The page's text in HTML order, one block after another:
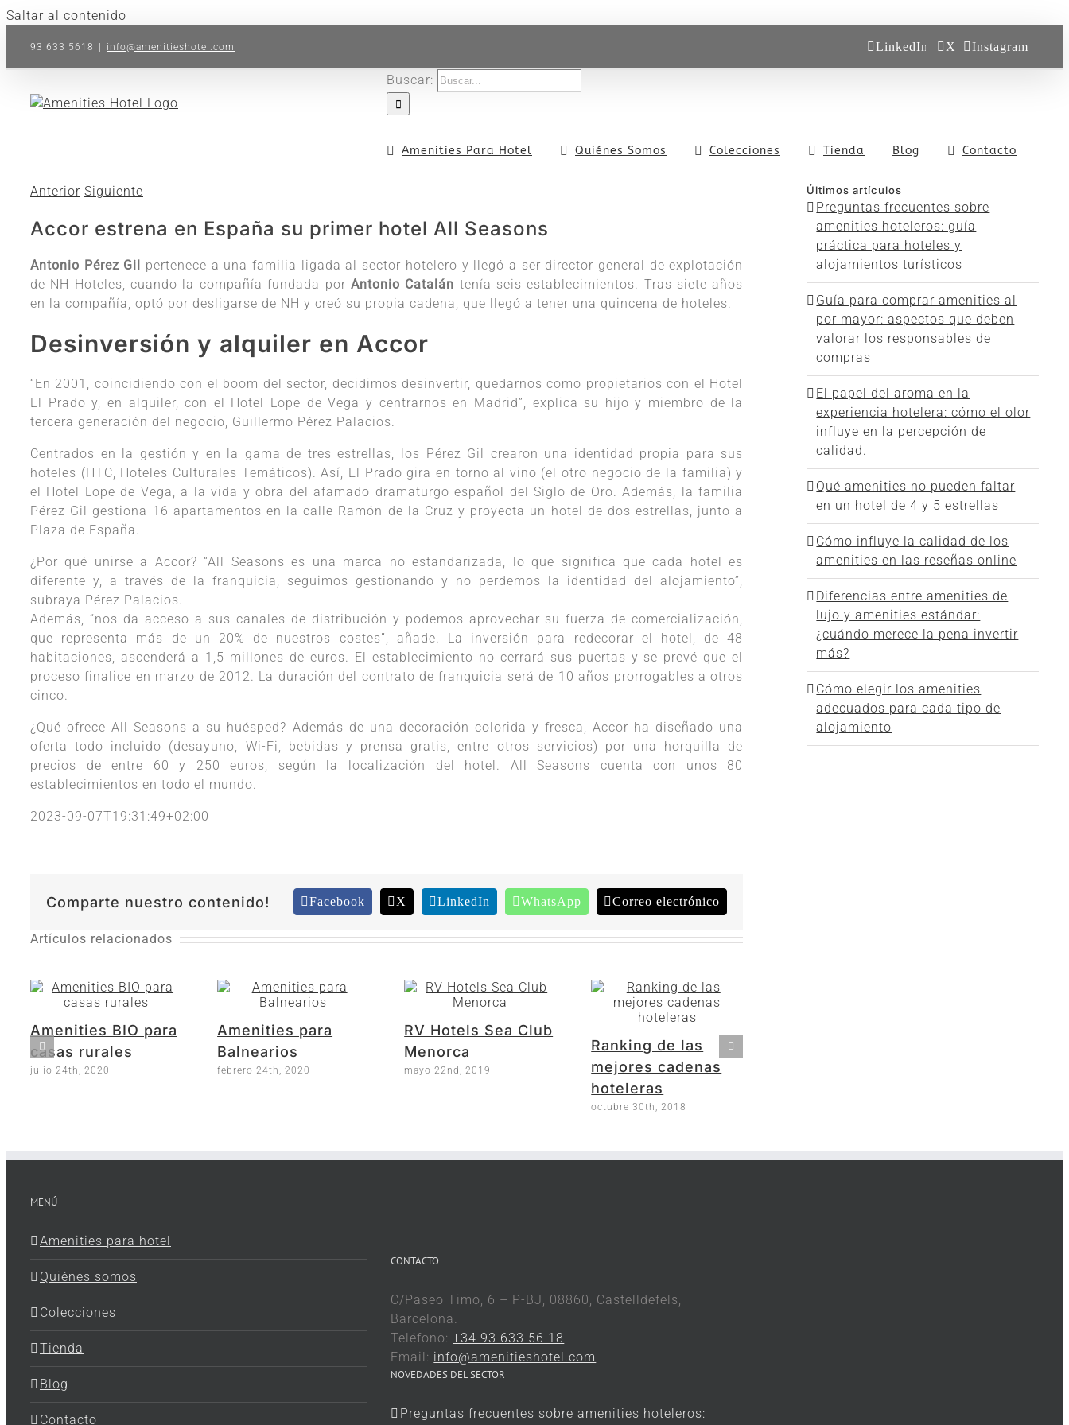
Saltar al contenido
93 633 5618 info@amenitieshotel.com LinkedIn X Instagram
Buscar:
Amenities Para Hotel Quiénes Somos Colecciones Tienda Blog Contacto
Anterior Siguiente
Accor estrena en España su primer hotel All Seasons
Antonio Pérez Gil
pertenece a una familia ligada al sector hotelero y llegó a ser director general de explotación
de NH Hoteles, cuando la compañía fundada por Antonio Catalán tenía seis establecimientos. Tras siete años
en la compañía, optó por desligarse de NH y creó su propia cadena, que llegó a tener una quincena de hoteles.
Desinversión y alquiler en Accor
“En 2001, coincidiendo con el boom del sector, decidimos desinvertir, quedarnos como propietarios con el Hotel
El Prado y, en alquiler, con el Hotel Lope de Vega y centrarnos en Madrid”, explica su hijo y miembro de la
tercera generación del negocio, Guillermo Pérez Palacios.
Centrados en la gestión y en la gama de tres estrellas, los Pérez Gil crearon una identidad propia para sus
hoteles (HTC, Hoteles Culturales Temáticos). Así, El Prado gira en torno al vino (el otro negocio de la familia) y
el Hotel Lope de Vega, a la vida y obra del afamado dramaturgo español del Siglo de Oro. Además, la familia
Pérez Gil gestiona 16 apartamentos en la calle Ramón de la Cruz y proyecta un hotel de dos estrellas, junto a
Plaza de España.
¿Por qué unirse a Accor? “All Seasons es una marca no estandarizada, lo que significa que cada hotel es
diferente y, a través de la franquicia, seguimos gestionando y no perdemos la identidad del alojamiento”,
subraya Pérez Palacios.
Además, “nos da acceso a sus canales de distribución y podemos aprovechar su fuerza de comercialización,
que representa más de un 20% de nuestros costes”, añade. La inversión para redecorar el hotel, de 48
habitaciones, ascenderá a 1,5 millones de euros. El establecimiento no cerrará sus puertas y se prevé que el
proceso finalice en marzo de 2012. La duración del contrato de franquicia será de 10 años prorrogables a otros
cinco.
¿Qué ofrece All Seasons a su huésped? Además de una decoración colorida y fresca, Accor ha diseñado una
oferta todo incluido (desayuno, Wi-Fi, bebidas y prensa gratis, entre otros servicios) por una horquilla de
precios de entre 60 y 250 euros, según la localización del hotel. All Seasons cuenta con unos 80
establecimientos en todo el mundo.
2023-09-07T19:31:49+02:00
Comparte nuestro contenido! Facebook X LinkedIn WhatsApp Correo electrónico
Artículos relacionados
Amenities BIO para
casas rurales
julio 24th, 2020
Amenities para
Balnearios
febrero 24th, 2020
RV Hotels Sea Club
Menorca
mayo 22nd, 2019
Ranking de las
mejores cadenas
hoteleras
octubre 30th, 2018
Últimos artículos
Preguntas frecuentes sobre
amenities hoteleros: guía
práctica para hoteles y
alojamientos turísticos
Guía para comprar amenities al
por mayor: aspectos que deben
valorar los responsables de
compras
El papel del aroma en la
experiencia hotelera: cómo el olor
influye en la percepción de
calidad.
Qué amenities no pueden faltar
en un hotel de 4 y 5 estrellas
Cómo influye la calidad de los
amenities en las reseñas online
Diferencias entre amenities de
lujo y amenities estándar:
¿cuándo merece la pena invertir
más?
Cómo elegir los amenities
adecuados para cada tipo de
alojamiento
MENÚ
Amenities para hotel
Quiénes somos
Colecciones
Tienda
Blog
Contacto
CONTACTO
C/Paseo Timo, 6 – P-BJ, 08860, Castelldefels,
Barcelona.
Teléfono:+34 93 633 56 18
Email: info@amenitieshotel.com
NOVEDADES DEL SECTOR
Preguntas frecuentes sobre amenities hoteleros: